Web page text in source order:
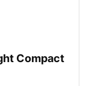
Compact